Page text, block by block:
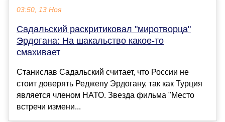
03:50, 13 Ноя
Садальский раскритиковал "миротворца"
Эрдогана: На шакальство какое-то
смахивает
Станислав Садальский считает, что России не
стоит доверять Реджепу Эрдогану, так как Турция
является членом НАТО. Звезда фильма "Место
встречи измени...